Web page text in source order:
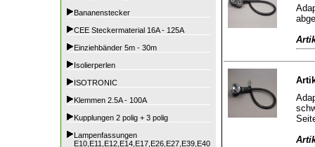
Bananenstecker
CEE Steckermaterial 16A - 125A
Einziehbänder 5m - 30m
Isolierperlen
ISOTRONIC
Klemmen 2.5A - 100A
Kupplungen 2 polig + 3 polig
Lampenfassungen
E10,E11,E12,E14,E17,E26,E27,E39,E40